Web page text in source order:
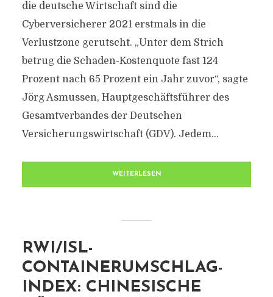
die deutsche Wirtschaft sind die
Cyberversicherer 2021 erstmals in die
Verlustzone gerutscht. „Unter dem Strich
betrug die Schaden-Kostenquote fast 124
Prozent nach 65 Prozent ein Jahr zuvor“, sagte
Jörg Asmussen, Hauptgeschäftsführer des
Gesamtverbandes der Deutschen
Versicherungswirtschaft (GDV). Jedem...
WEITERLESEN
RWI/ISL-
CONTAINERUMSCHLAG-
INDEX: CHINESISCHE